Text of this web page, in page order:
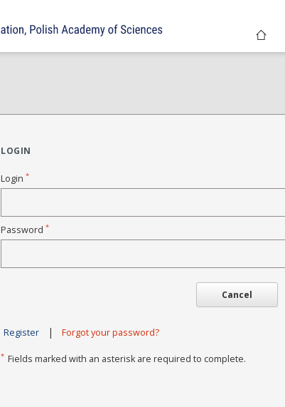
LOGIN
Login *
Password *
Cancel
Register | Forgot your password?
* Fields marked with an asterisk are required to complete.